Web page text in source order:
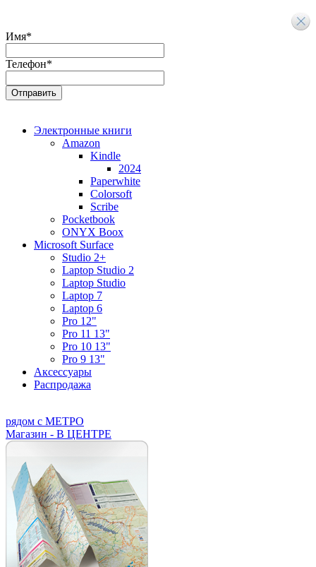
Имя*
Телефон*
Электронные книги
Amazon
Kindle
2024
Paperwhite
Colorsoft
Scribe
Pocketbook
ONYX Boox
Microsoft Surface
Studio 2+
Laptop Studio 2
Laptop Studio
Laptop 7
Laptop 6
Pro 12"
Pro 11 13"
Pro 10 13"
Pro 9 13"
Аксессуары
Распродажа
рядом с МЕТРО
Магазин - В ЦЕНТРЕ